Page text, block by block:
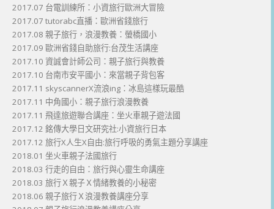
2017.07 台電訓練所：小資旅行歐洲大冒險
2017.07 tutorabc直播：歐洲省錢旅行
2017.08 親子旅行，浪漫教養：螢橋國小
2017.09 歐洲省錢自助旅行:台茂生活講座
2017.10 資誠會計師公司：親子旅行與教養
2017.10 台南市安平國小：來當親子背包客
2017.11 skyscannerX流浪ing：冰島這樣玩最酷
2017.11 中角國小：親子旅行浪漫教養
2017.11 飛達旅遊聯合講座：坐火車親子遊法國
2017.12 銘傳大學日文研究社:小資旅行日本
2017.12 旅行X人生X自由:旅行呼吸的勇氣主題分享講座
2018.01 坐火車親子法國旅行
2018.03 行走的自由：旅行與心靈生命講座
2018.03 旅行Ｘ親子Ｘ情緒教養的小秘密
2018.06 親子旅行Ｘ浪漫教養講座分享